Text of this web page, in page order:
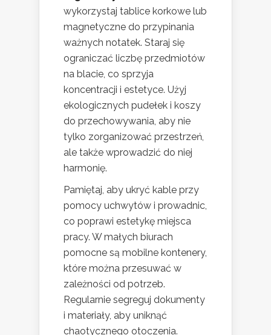
wykorzystaj tablice korkowe lub
magnetyczne do przypinania
ważnych notatek. Staraj się
ograniczać liczbę przedmiotów
na blacie, co sprzyja
koncentracji i estetyce. Użyj
ekologicznych pudełek i koszy
do przechowywania, aby nie
tylko zorganizować przestrzeń,
ale także wprowadzić do niej
harmonię.
Pamiętaj, aby ukryć kable przy
pomocy uchwytów i prowadnic,
co poprawi estetykę miejsca
pracy. W małych biurach
pomocne są mobilne kontenery,
które można przesuwać w
zależności od potrzeb.
Regularnie segreguj dokumenty
i materiały, aby uniknąć
chaotycznego otoczenia.